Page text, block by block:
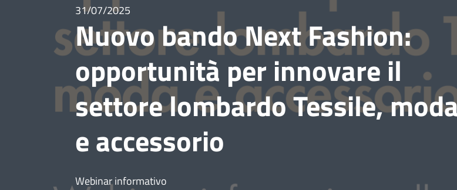
31/07/2025
Nuovo bando Next Fashion:
opportunità per innovare il
settore lombardo Tessile,
e accessorio
Webinar informativo